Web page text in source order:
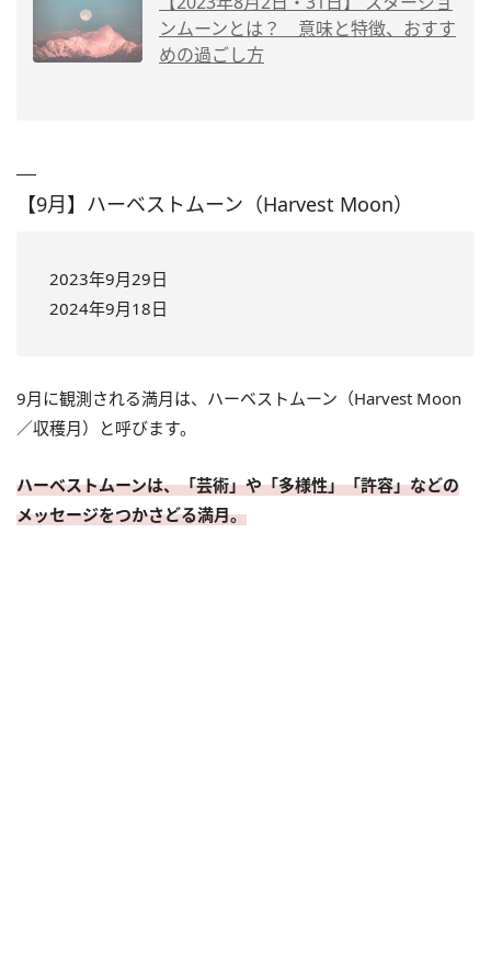
ンムーンとは？ 意味と特徴、おすす
めの過ごし方
【9月】ハーベストムーン（Harvest Moon）
2023年9月29日
2024年9月18日
9月に観測される満月は、ハーベストムーン（Harvest Moon
／収穫月）と呼びます。
ハーベストムーンは、「芸術」や「多様性」「許容」などの
メッセージをつかさどる満月。